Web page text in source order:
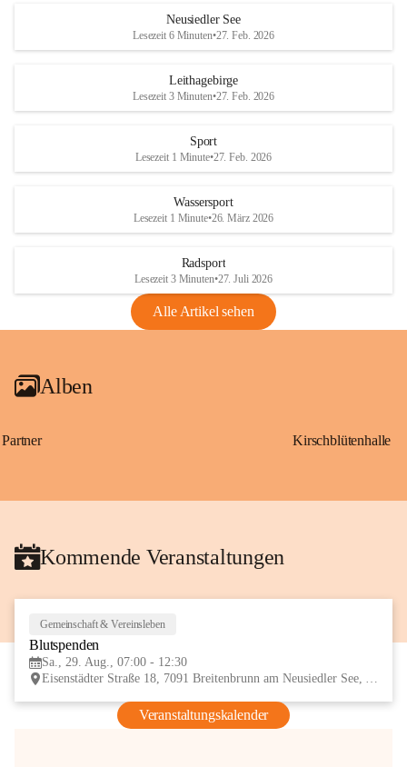
S
und den daraus folgenden wirtschaftlichen
Maßnahmen zur Bekämpfung
Rebe und der Amerikanischen
Anhang VBl. EU Nr. 18
1 Seite•1,4 MB
VBl. EU Nr. 18_2026
r
S
Neusiedler See
Lesezeit 6 Minuten•27. Feb. 2026
Leithagebirge
Lesezeit 3 Minuten•27. Feb. 2026
Sport
Lesezeit 1 Minute•27. Feb. 2026
Wassersport
Lesezeit 1 Minute•26. März 2026
Radsport
Lesezeit 3 Minuten•27. Juli 2026
Alle Artikel sehen
Alben
Partner Kirschblütenhalle
Kommende Veranstaltungen
Gemeinschaft & Vereinsleben
Blutspenden
Sa., 29. Aug., 07:00 - 12:30
Eisenstädter Straße 18, 7091 Breitenbrunn am Neusiedler See, AUT
Veranstaltungskalender